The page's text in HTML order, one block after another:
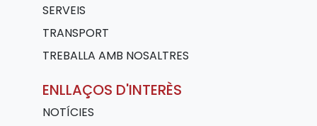
SERVEIS
TRANSPORT
TREBALLA AMB NOSALTRES
ENLLAÇOS D'INTERÈS
NOTÍCIES